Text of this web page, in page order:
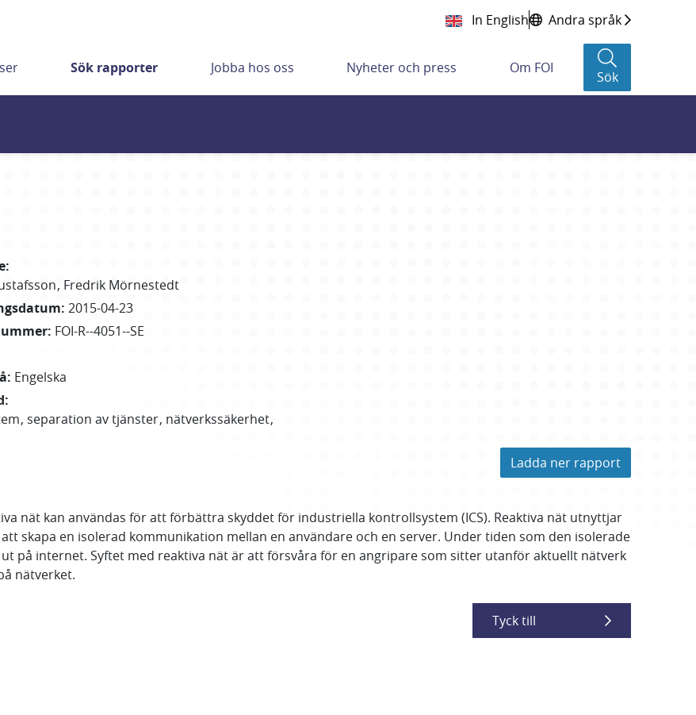
In English Andra språk
Sök rapporter Jobba hos oss Nyheter och press Om FOI
Sök
:
Fredrik Mörnestedt
: 2015-04-23
: FOI-R--4051--SE
: Engelska
:
separation av tjänster nätverkssäkerhet
Ladda ner rapport
nät kan användas för att förbättra skyddet för industriella kontrollsystem (ICS). Reaktiva nät utnyttjar
skapa en isolerad kommunikation mellan en användare och en server. Under tiden som den isolerade
på internet. Syftet med reaktiva nät är att försvåra för en angripare som sitter utanför aktuellt nätverk
nätverket.
Tyck till